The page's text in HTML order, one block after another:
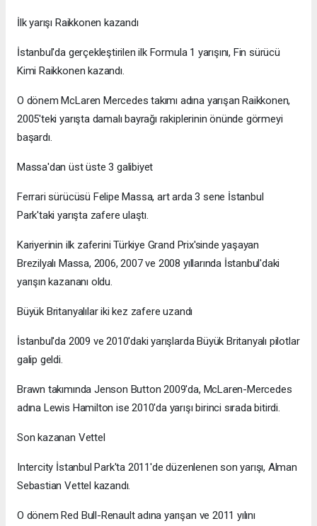
İlk yarışı Raikkonen kazandı
İstanbul'da gerçekleştirilen ilk Formula 1 yarışını, Fin sürücü
Kimi Raikkonen kazandı.
O dönem McLaren Mercedes takımı adına yarışan Raikkonen,
2005'teki yarışta damalı bayrağı rakiplerinin önünde görmeyi
başardı.
Massa'dan üst üste 3 galibiyet
Ferrari sürücüsü Felipe Massa, art arda 3 sene İstanbul
Park'taki yarışta zafere ulaştı.
Kariyerinin ilk zaferini Türkiye Grand Prix'sinde yaşayan
Brezilyalı Massa, 2006, 2007 ve 2008 yıllarında İstanbul'daki
yarışın kazananı oldu.
Büyük Britanyalılar iki kez zafere uzandı
İstanbul'da 2009 ve 2010'daki yarışlarda Büyük Britanyalı pilotlar
galip geldi.
Brawn takımında Jenson Button 2009'da, McLaren-Mercedes
adına Lewis Hamilton ise 2010'da yarışı birinci sırada bitirdi.
Son kazanan Vettel
Intercity İstanbul Park'ta 2011'de düzenlenen son yarışı, Alman
Sebastian Vettel kazandı.
O dönem Red Bull-Renault adına yarışan ve 2011 yılını